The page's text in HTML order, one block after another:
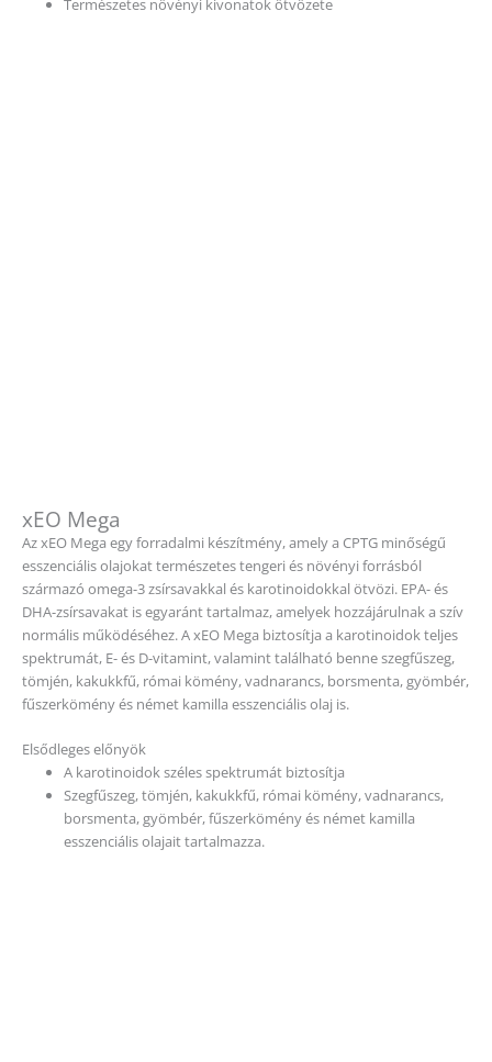
Természetes növényi kivonatok ötvözete
xEO Mega
Az xEO Mega egy forradalmi készítmény, amely a CPTG minőségű
esszenciális olajokat természetes tengeri és növényi forrásból
származó omega-3 zsírsavakkal és karotinoidokkal ötvözi. EPA- és
DHA-zsírsavakat is egyaránt tartalmaz, amelyek hozzájárulnak a szív
normális működéséhez. A xEO Mega biztosítja a karotinoidok teljes
spektrumát, E- és D-vitamint, valamint található benne szegfűszeg,
tömjén, kakukkfű, római kömény, vadnarancs, borsmenta, gyömbér,
fűszerkömény és német kamilla esszenciális olaj is.
Elsődleges előnyök
A karotinoidok széles spektrumát biztosítja
Szegfűszeg, tömjén, kakukkfű, római kömény, vadnarancs,
borsmenta, gyömbér, fűszerkömény és német kamilla
esszenciális olajait tartalmazza.